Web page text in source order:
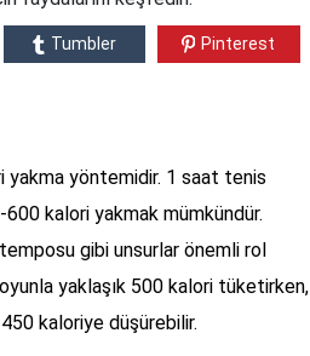
Tumbler Pinterest
yakma yöntemidir. 1 saat tenis
kalori yakmak mümkündür.
gibi unsurlar önemli rol
oyunla yaklaşık 500 kalori tüketirken,
kaloriye düşürebilir.